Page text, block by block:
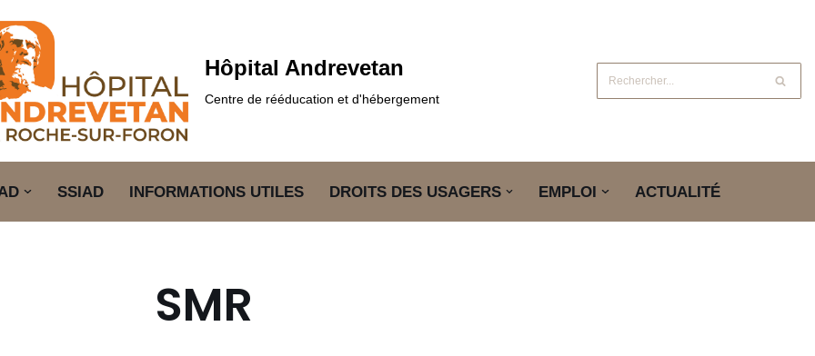
Hôpital Andrevetan
Centre de rééducation et d'hébergement
SSIAD INFORMATIONS UTILES DROITS DES USAGERS EMPLOI ACTUALITÉ
SMR